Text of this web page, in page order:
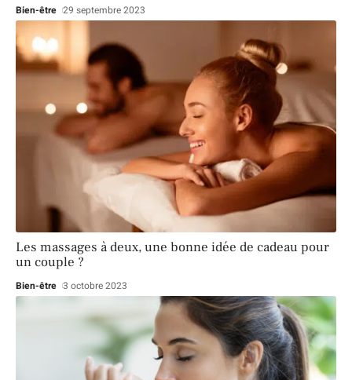
Bien-être 29 septembre 2023
Les massages à deux, une bonne idée de cadeau pour
un couple ?
Bien-être 3 octobre 2023